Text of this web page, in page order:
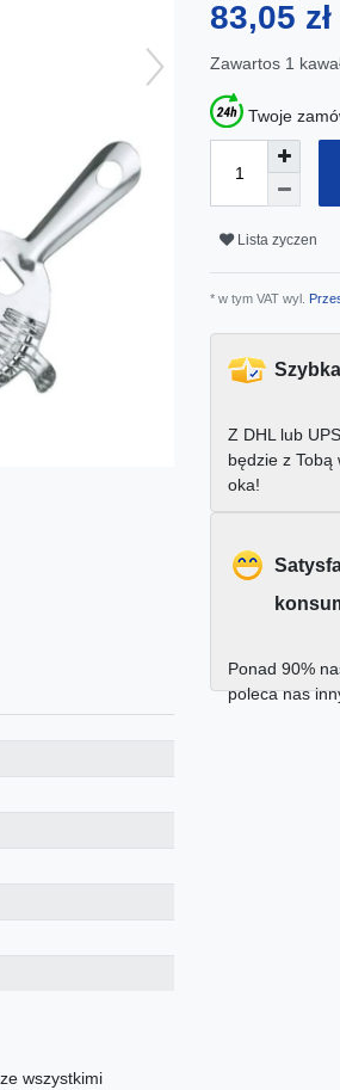
wszystkimi
83,05 zł
Zawartos 1
Twoje
Lista zyczen
* w tym VAT wyl.
Z DHL lub
będzie z Tobą
oka!
Ponad 90%
poleca nas